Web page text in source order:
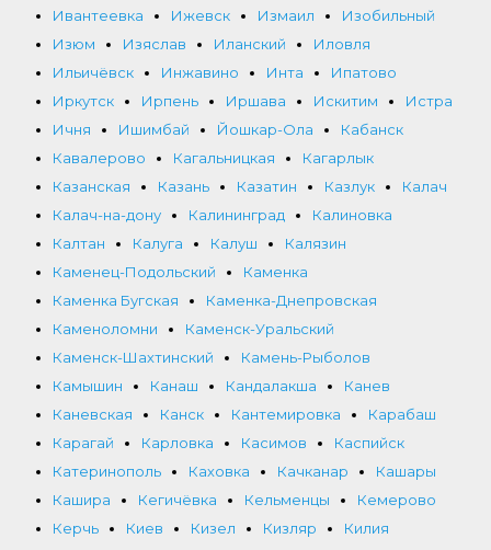
Ивантеевка
Ижевск Измаил
Изобильный
Изюм
Изяслав Иланский
Иловля
Ильичёвск
Инжавино Инта
Ипатово
Иркутск
Ирпень Иршава Искитим
Истра
Ичня
Ишимбай Йошкар-Ола
Кабанск
Кавалерово
Кагальницкая
Кагарлык
Казанская
Казань Казатин Казлук
Калач
Калач-на-дону
Калининград
Калиновка
Калтан
Калуга Калуш
Калязин
Каменец-Подольский
Каменка
Каменка Бугская
Каменка-Днепровская
Каменоломни
Каменск-Уральский
Каменск-Шахтинский
Камень-Рыболов
Камышин
Канаш Кандалакша
Канев
Каневская
Канск Кантемировка
Карабаш
Карагай
Карловка Касимов
Каспийск
Катеринополь
Каховка Качканар
Кашары
Кашира
Кегичёвка Кельменцы
Кемерово
Керчь
Киев Кизел Кизляр
Килия